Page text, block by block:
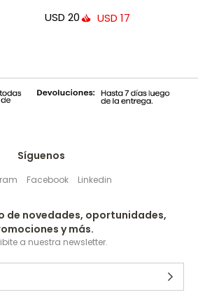
USD 20 USD 17
Síguenos
Facebook Linkedin
de novedades, oportunidades,
y más.
a nuestra newsletter.